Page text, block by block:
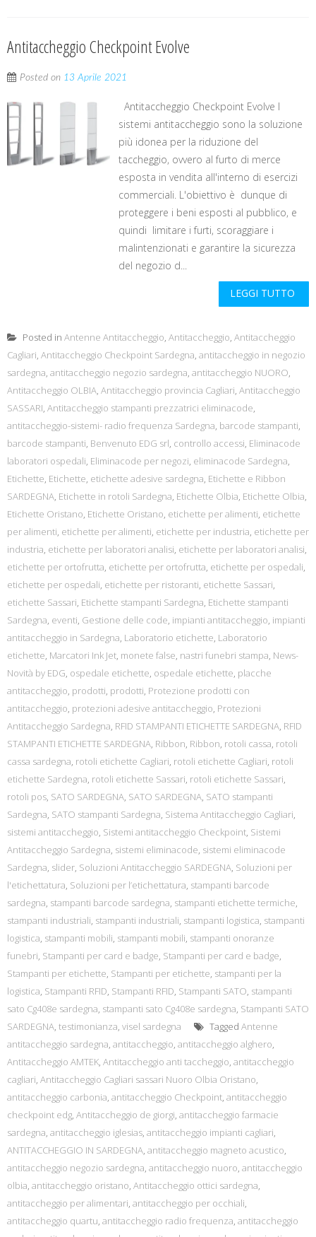
Antitaccheggio Checkpoint Evolve
Posted on 13 Aprile 2021
Antitaccheggio Checkpoint Evolve I
sistemi antitaccheggio sono la soluzione
più idonea per la riduzione del
taccheggio, ovvero al furto di merce
esposta in vendita all'interno di esercizi
commerciali. L'obiettivo è dunque di
proteggere i beni esposti al pubblico, e
quindi limitare i furti, scoraggiare i
malintenzionati e garantire la sicurezza
del negozio d...
LEGGI TUTTO
Posted in Antenne Antitaccheggio, Antitaccheggio, Antitaccheggio
Cagliari, Antitaccheggio Checkpoint Sardegna, antitaccheggio in negozio
sardegna, antitaccheggio negozio sardegna, antitaccheggio NUORO,
Antitaccheggio OLBIA, Antitaccheggio provincia Cagliari, Antitaccheggio
SASSARI, Antitaccheggio stampanti prezzatrici eliminacode,
antitaccheggio-sistemi- radio frequenza Sardegna, barcode stampanti,
barcode stampanti, Benvenuto EDG srl, controllo accessi, Eliminacode
laboratori ospedali, Eliminacode per negozi, eliminacode Sardegna,
Etichette, Etichette, etichette adesive sardegna, Etichette e Ribbon
SARDEGNA, Etichette in rotoli Sardegna, Etichette Olbia, Etichette Olbia,
Etichette Oristano, Etichette Oristano, etichette per alimenti, etichette
per alimenti, etichette per alimenti, etichette per industria, etichette per
industria, etichette per laboratori analisi, etichette per laboratori analisi,
etichette per ortofrutta, etichette per ortofrutta, etichette per ospedali,
etichette per ospedali, etichette per ristoranti, etichette Sassari,
etichette Sassari, Etichette stampanti Sardegna, Etichette stampanti
Sardegna, eventi, Gestione delle code, impianti antitaccheggio, impianti
antitaccheggio in Sardegna, Laboratorio etichette, Laboratorio
etichette, Marcatori Ink Jet, monete false, nastri funebri stampa, News-
Novità by EDG, ospedale etichette, ospedale etichette, placche
antitaccheggio, prodotti, prodotti, Protezione prodotti con
antitaccheggio, protezioni adesive antitaccheggio, Protezioni
Antitaccheggio Sardegna, RFID STAMPANTI ETICHETTE SARDEGNA, RFID
STAMPANTI ETICHETTE SARDEGNA, Ribbon, Ribbon, rotoli cassa, rotoli
cassa sardegna, rotoli etichette Cagliari, rotoli etichette Cagliari, rotoli
etichette Sardegna, rotoli etichette Sassari, rotoli etichette Sassari,
rotoli pos, SATO SARDEGNA, SATO SARDEGNA, SATO stampanti
Sardegna, SATO stampanti Sardegna, Sistema Antitaccheggio Cagliari,
sistemi antitaccheggio, Sistemi antitaccheggio Checkpoint, Sistemi
Antitaccheggio Sardegna, sistemi eliminacode, sistemi eliminacode
Sardegna, slider, Soluzioni Antitaccheggio SARDEGNA, Soluzioni per
l'etichettatura, Soluzioni per l’etichettatura, stampanti barcode
sardegna, stampanti barcode sardegna, stampanti etichette termiche,
stampanti industriali, stampanti industriali, stampanti logistica, stampanti
logistica, stampanti mobili, stampanti mobili, stampanti onoranze
funebri, Stampanti per card e badge, Stampanti per card e badge,
Stampanti per etichette, Stampanti per etichette, stampanti per la
logistica, Stampanti RFID, Stampanti RFID, Stampanti SATO, stampanti
sato Cg408e sardegna, stampanti sato Cg408e sardegna, Stampanti SATO
SARDEGNA, testimonianza, visel sardegna Tagged Antenne
antitaccheggio sardegna, antitaccheggio, antitaccheggio alghero,
Antitaccheggio AMTEK, Antitaccheggio anti taccheggio, antitaccheggio
cagliari, Antitaccheggio Cagliari sassari Nuoro Olbia Oristano,
antitaccheggio carbonia, antitaccheggio Checkpoint, antitaccheggio
checkpoint edg, Antitaccheggio de giorgi, antitaccheggio farmacie
sardegna, antitaccheggio iglesias, antitaccheggio impianti cagliari,
ANTITACCHEGGIO IN SARDEGNA, antitaccheggio magneto acustico,
antitaccheggio negozio sardegna, antitaccheggio nuoro, antitaccheggio
olbia, antitaccheggio oristano, Antitaccheggio ottici sardegna,
antitaccheggio per alimentari, antitaccheggio per occhiali,
antitaccheggio quartu, antitaccheggio radio frequenza, antitaccheggio